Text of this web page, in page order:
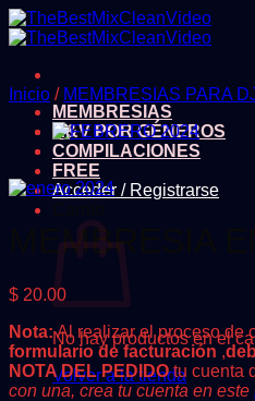
Saltar
al
MEMBRESIAS
A&V POR GÉNEROS
COMPILACIONES
FREE
Acceder / Registrarse
No hay productos en el
Volver a la tienda
Inicio / MEMBRESIAS PARA
MEMBRESIA
$ 20.00
Nota:Al realizar el proceso de
formulario de facturación ,
NOTA DEL PEDIDOtu cuenta
con una, crea tu cuenta en este